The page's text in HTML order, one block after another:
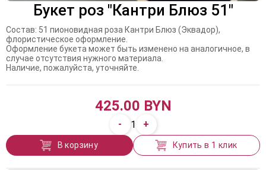
Букет роз "Кантри Блюз 51"
Состав: 51 пионовидная роза Кантри Блюз (Эквадор),
флористическое оформление.
Оформление букета может быть изменено на аналогичное, в
случае отсутствия нужного материала.
Наличие, пожалуйста, уточняйте.
425.00 BYN
- 1 +
В корзину Купить в 1 клик